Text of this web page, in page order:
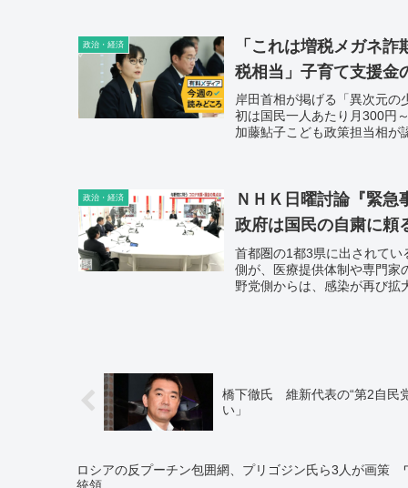
政治・経済
「これは増税メガネ
税相当」子育て支援金
岸田首相が掲げる「異次元
初は国民一人あたり月300円
加藤鮎子こども政策担当相が
政治・経済
ＮＨＫ日曜討論『緊
政府は国民の自粛に頼
首都圏の1都3県に出されて
側が、医療提供体制や専門家
野党側からは、感染が再び拡
橋下徹氏 維新代表の“第2自民
い」
ロシアの反プーチン包囲網、プリゴジン氏ら3人が画策
統領